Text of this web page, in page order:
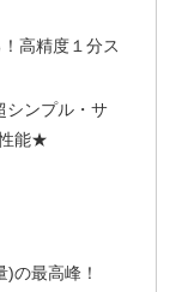
高精度１分ス
シンプル・サ
能★
の最高峰！